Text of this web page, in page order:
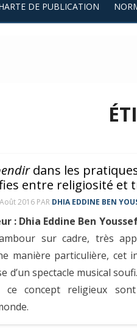
DE PUBLICATION
dans les
entre religiosité et
2016 PAR DHIA EDDINE BEN
: Dhia Eddine Ben
sur cadre, très
manière particulière, cet
d’un spectacle musical
concept religieux sont